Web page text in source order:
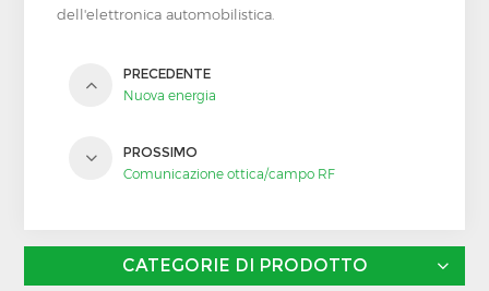
dell'elettronica automobilistica.
PRECEDENTE
Nuova energia
PROSSIMO
Comunicazione ottica/campo RF
CATEGORIE DI PRODOTTO